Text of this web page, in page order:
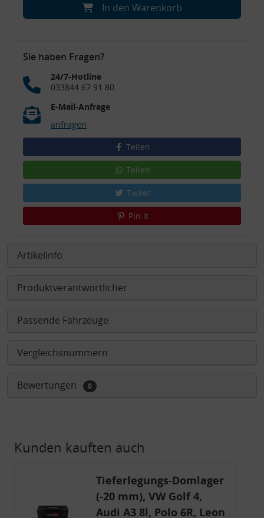
In den Warenkorb
Sie haben Fragen?
24/7-Hotline
033844 67 91 80
E-Mail-Anfrage
anfragen
Teilen
Teilen
Tweet
Pin it
Artikelinfo
Produktverantwortlicher
Passende Fahrzeuge
Vergleichsnummern
Bewertungen 0
Kunden kauften auch
Tieferlegungs-Domlager
(-20 mm), VW Golf 4,
Audi A3 8l, Polo 6R, Leon